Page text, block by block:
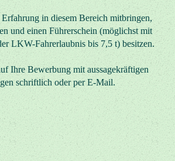
in diesem Bereich mitbringen,
und einen Führerschein (möglichst mit
LKW-Fahrerlaubnis bis 7,5 t) besitzen.
Ihre Bewerbung mit aussagekräftigen
schriftlich oder per E-Mail.